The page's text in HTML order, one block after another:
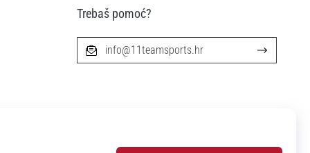
Trebaš pomoć?
info@11teamsports.hr